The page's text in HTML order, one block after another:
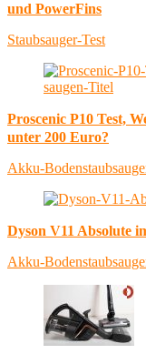
und PowerFins
Staubsauger-Test
Proscenic P10 Test,
unter 200 Euro?
Akku-
Dyson V11 Absolute
Akku-